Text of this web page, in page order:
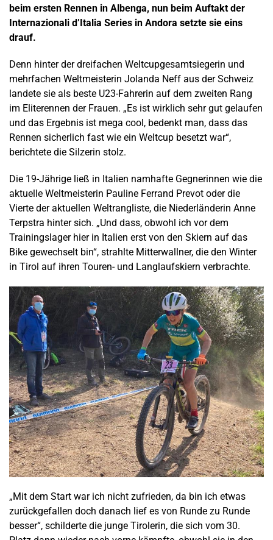
beim ersten Rennen in Albenga, nun beim Auftakt der
Internazionali d’Italia Series in Andora setzte sie eins
drauf.
Denn hinter der dreifachen Weltcupgesamtsiegerin und
mehrfachen Weltmeisterin Jolanda Neff aus der Schweiz
landete sie als beste U23-Fahrerin auf dem zweiten Rang
im Eliterennen der Frauen. „Es ist wirklich sehr gut gelaufen
und das Ergebnis ist mega cool, bedenkt man, dass das
Rennen sicherlich fast wie ein Weltcup besetzt war“,
berichtete die Silzerin stolz.
Die 19-Jährige ließ in Italien namhafte Gegnerinnen wie die
aktuelle Weltmeisterin Pauline Ferrand Prevot oder die
Vierte der aktuellen Weltrangliste, die Niederländerin Anne
Terpstra hinter sich. „Und dass, obwohl ich vor dem
Trainingslager hier in Italien erst von den Skiern auf das
Bike gewechselt bin“, strahlte Mitterwallner, die den Winter
in Tirol auf ihren Touren- und Langlaufskiern verbrachte.
„Mit dem Start war ich nicht zufrieden, da bin ich etwas
zurückgefallen doch danach lief es von Runde zu Runde
besser“, schilderte die junge Tirolerin, die sich vom 30.